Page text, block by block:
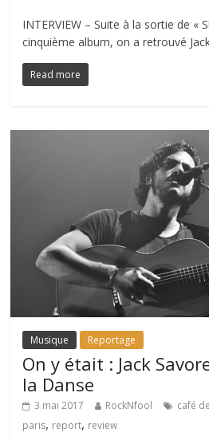
INTERVIEW – Suite à la sortie de «
cinquième album, on a retrouvé
Read more
Musique Reportage
On y était : Jack
la Danse
3 mai 2017 RockNfool café
paris, report, review